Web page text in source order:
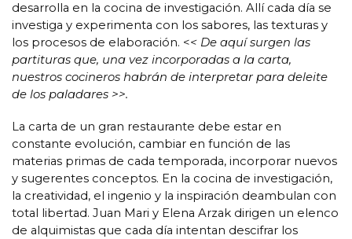
desarrolla en la cocina de investigación. Allí cada día se
investiga y experimenta con los sabores, las texturas y
los procesos de elaboración. << De aquí surgen las
partituras que, una vez incorporadas a la carta,
nuestros cocineros habrán de interpretar para deleite
de los paladares >>.
La carta de un gran restaurante debe estar en
constante evolución, cambiar en función de las
materias primas de cada temporada, incorporar nuevos
y sugerentes conceptos. En la cocina de investigación,
la creatividad, el ingenio y la inspiración deambulan con
total libertad. Juan Mari y Elena Arzak dirigen un elenco
de alquimistas que cada día intentan descifrar los